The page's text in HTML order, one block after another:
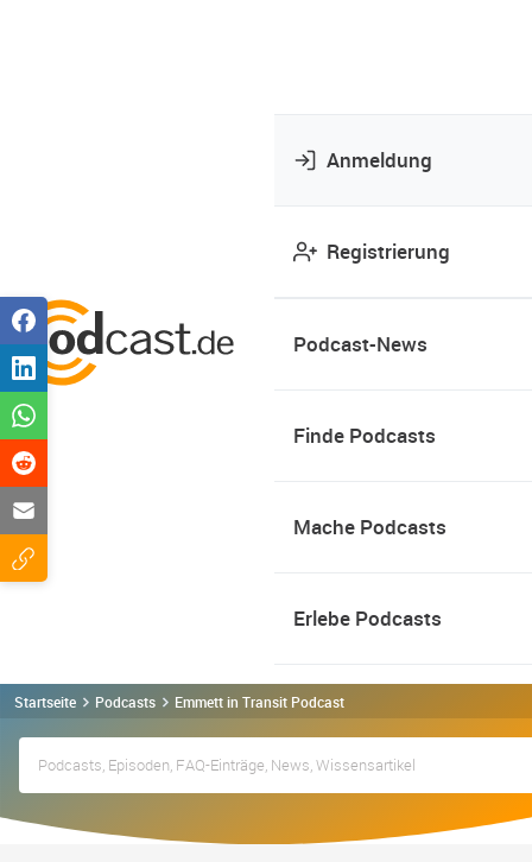
Anmeldung
Registrierung
Podcast-News
Finde Podcasts
Mache Podcasts
Erlebe Podcasts
Startseite Podcasts Emmett in Transit Podcast